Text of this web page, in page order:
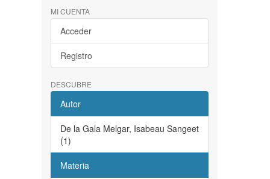
MI CUENTA
Acceder
Registro
DESCUBRE
Autor
De la Gala Melgar, Isabeau Sangeet
(1)
Materia